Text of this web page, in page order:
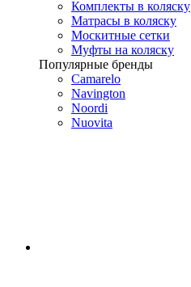
Комплекты в коляску
Матрасы в коляску
Москитные сетки
Муфты на коляску
Популярные бренды
Camarelo
Navington
Noordi
Nuovita